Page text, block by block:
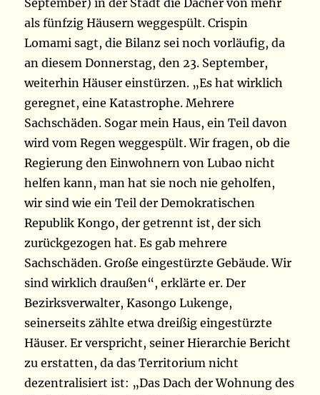
September) in der Stadt die Dächer von mehr
als fünfzig Häusern weggespült. Crispin
Lomami sagt, die Bilanz sei noch vorläufig, da
an diesem Donnerstag, den 23. September,
weiterhin Häuser einstürzen. „Es hat wirklich
geregnet, eine Katastrophe. Mehrere
Sachschäden. Sogar mein Haus, ein Teil davon
wird vom Regen weggespült. Wir fragen, ob die
Regierung den Einwohnern von Lubao nicht
helfen kann, man hat sie noch nie geholfen,
wir sind wie ein Teil der Demokratischen
Republik Kongo, der getrennt ist, der sich
zurückgezogen hat. Es gab mehrere
Sachschäden. Große eingestürzte Gebäude. Wir
sind wirklich draußen“, erklärte er. Der
Bezirksverwalter, Kasongo Lukenge,
seinerseits zählte etwa dreißig eingestürzte
Häuser. Er verspricht, seiner Hierarchie Bericht
zu erstatten, da das Territorium nicht
dezentralisiert ist: „Das Dach der Wohnung des